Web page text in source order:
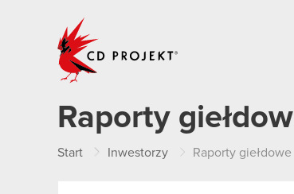
Raporty
Start Inwestorzy Raporty giełdowe